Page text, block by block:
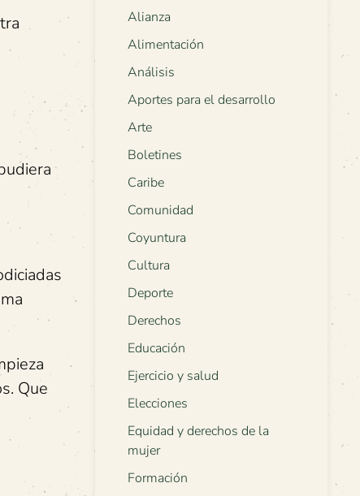
Que
Alianza
Alimentación
Análisis
Aportes para el desarrollo
Arte
Boletines
Caribe
Comunidad
Coyuntura
Cultura
Deporte
Derechos
Educación
Ejercicio y salud
Elecciones
Equidad y derechos de la
mujer
Formación